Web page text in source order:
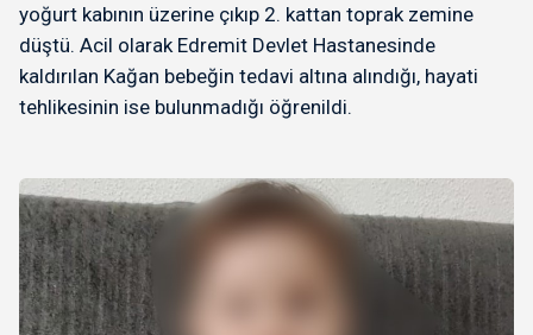
yoğurt kabının üzerine çıkıp 2. kattan toprak zemine
düştü. Acil olarak Edremit Devlet Hastanesinde
kaldırılan Kağan bebeğin tedavi altına alındığı, hayati
tehlikesinin ise bulunmadığı öğrenildi.